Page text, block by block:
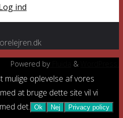
ind
Powered by &
mulige oplevelse af vores
at bruge dette site vil vi
det. Ok Nej Privacy policy